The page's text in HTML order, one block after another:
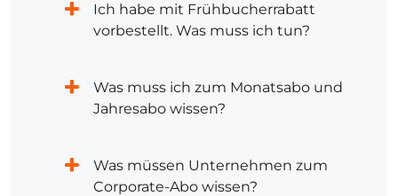
Ich habe mit Frühbucherrabatt
vorbestellt. Was muss ich tun?
Was muss ich zum Monatsabo und
Jahresabo wissen?
Was müssen Unternehmen zum
Corporate-Abo wissen?